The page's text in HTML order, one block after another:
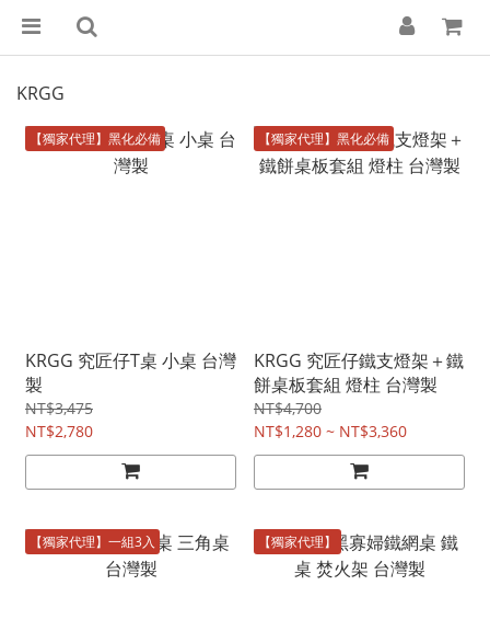
KRGG
【獨家代理】黑化必備
KRGG 究匠仔T桌 小桌 台灣
製
NT$3,475
NT$2,780
【獨家代理】黑化必備
KRGG 究匠仔鐵支燈架＋鐵
餅桌板套組 燈柱 台灣製
NT$4,700
NT$1,280 ~ NT$3,360
【獨家代理】一組3入 【獨家代理】